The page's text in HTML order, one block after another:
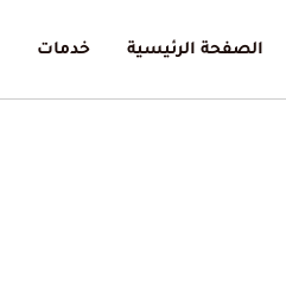
الصفحة الرئيسية خدمات